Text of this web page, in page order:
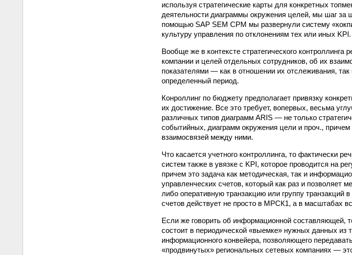
используя стратегические карты для конкретных
деятельности диаграммы окружения целей, мы шаг за
помощью SAP SEM CPM мы развернули систему
культуру управления по отклонениям тех или иных KPI.
Вообще же в контексте стратегического контроллинга
компании и целей отдельных сотрудников, об их
показателями — как в отношении их отслеживания,
определенный период.
Конроллинг по бюджету предполагает привязку
их достижение. Все это требует, во­первых, весьма
различных типов диаграмм ARIS — не только
событийных, диаграмм окружения цели и проч.,
взаимосвязей между ними.
Что касается учетного контроллинга, то фактически
систем также в увязке с KPI, которое проводится на
причем это задача как методическая, так и
управленческих счетов, который как раз и позволяет
либо оперативную транзакцию или группу транзакций
счетов действует не просто в МРСК­1, а в масштабах
Если же говорить об информационной составляющей,
состоит в периодической «выемке» нужных данных из
информационного конвейера, позволяющего
«продвинутых» региональных сетевых компаниях —